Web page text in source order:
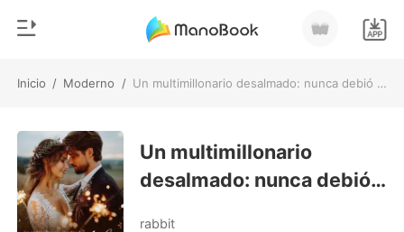
Inicio / Moderno / Un multimillonario desalmado: nunca debió haberla dejado ir
0
Recargar
Historia
Género
Moderno
Hombre Lobo
Un multimillonario
desalmado: nunca debió
rabbit